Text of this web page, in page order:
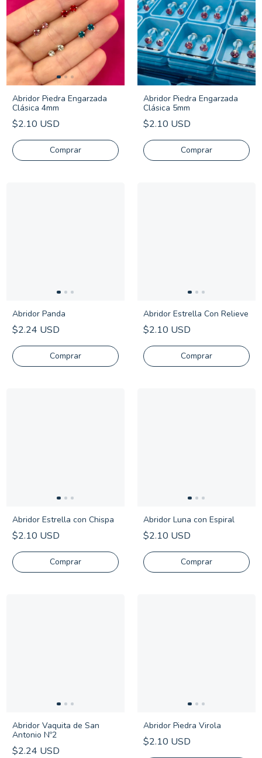
Abridor Piedra Engarzada
Clásica 4mm
$2.10 USD
Comprar
Abridor Piedra Engarzada
Clásica 5mm
$2.10 USD
Comprar
Abridor Panda
$2.24 USD
Abridor Estrella Con Relieve
$2.10 USD
Abridor Estrella con Chispa
$2.10 USD
Comprar
Abridor Luna con Espiral
$2.10 USD
Abridor Vaquita de San
Antonio Nº2
$2.24 USD
Abridor Piedra Virola
$2.10 USD